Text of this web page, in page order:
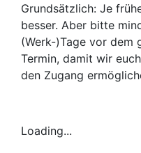
Grundsätzlich: Je
besser. Aber bitte
(Werk-)Tage vor dem
Termin, damit wir
den Zugang
Loading...